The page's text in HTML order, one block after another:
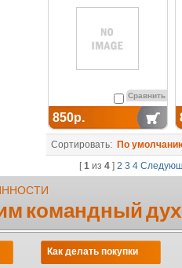
Сравнить
850р.
Сортировать: По
[1из 4] 2 3 4
командный
Как делать покупки